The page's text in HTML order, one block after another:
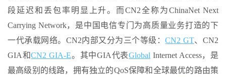
段延迟和丢包率明显上升。而CN2全称为ChinaNet Next
Carrying Network，是中国电信专门为高质量业务打造的下
一代承载网络。CN2内部又分为三个等级：CN2 GT、CN2
GIA和CN2 GIA-E。其中GIA代表Global Internet Access，是
最高级别的线路，拥有独立的QoS保障和全球最优的路由策